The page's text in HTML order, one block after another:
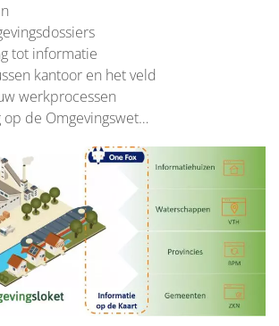
tot informatie
kantoor en het veld
werkprocessen
de Omgevingswet…